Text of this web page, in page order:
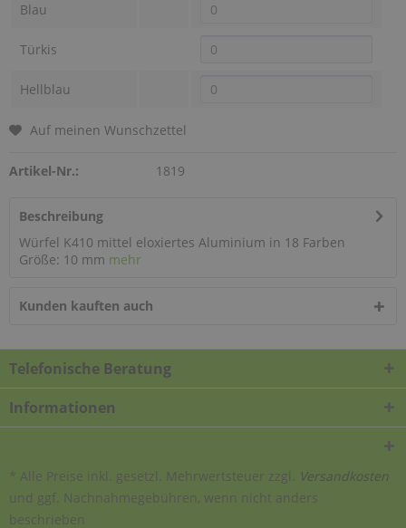
Blau
Türkis
Hellblau
Auf meinen Wunschzettel
Artikel-Nr.: 1819
Beschreibung
Würfel K410 mittel eloxiertes Aluminium in 18 Farben
Größe: 10 mm mehr
Kunden kauften auch
Telefonische Beratung
Informationen
* Alle Preise inkl. gesetzl. Mehrwertsteuer zzgl.
Versandkosten
und ggf. Nachnahmegebühren, wenn nicht anders
beschrieben